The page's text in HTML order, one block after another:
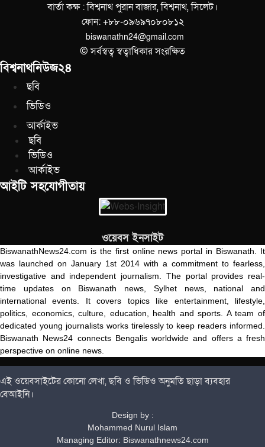
বার্তা কক্ষ : বিশ্বনাথ পুরান বাজার, বিশ্বনাথ, সিলেট।
ফোন: +৮৮-০৯৬৯৭০৮০৮১২
biswanathn24@gmail.com
© সর্বস্বত্ব স্বত্বাধিকার সংরক্ষিত
বিশ্বনাথনিউজ২৪
ছবি
ভিডিও
আর্কাইভ
ছবি
ভিডিও
আর্কাইভ
আইটি সহযোগীতায়
ওয়েবস ইনসাইট
BiswanathNews24.com is the first online news portal in Biswanath. It
was launched on January 1st 2014 with a commitment to fearless,
investigative and independent journalism. The portal provides real-
time updates on Biswanath news, Sylhet news, national and
international events. It covers topics like entertainment, lifestyle,
politics, economics, culture, education, health and sports. A team of
dedicated young journalists works tirelessly to keep readers informed.
Biswanath News24 connects Bengalis worldwide and offers a fresh
perspective on online news.
এই ওয়েবসাইটের কোনো লেখা, ছবি ও ভিডিও অনুমতি ছাড়া ব্যবহার
বেআইনি।
Design by :
Mohammed Nurul Islam
Managing Editor: Biswanathnews24.com